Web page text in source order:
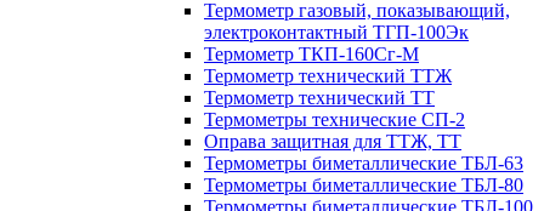
Термометр газовый, показывающий,
электроконтактный ТГП-100Эк
Термометр ТКП-160Сг-М
Термометр технический ТТЖ
Термометр технический ТТ
Термометры технические СП-2
Оправа защитная для ТТЖ, ТТ
Термометры биметаллические ТБЛ-63
Термометры биметаллические ТБЛ-80
Термометры биметаллические ТБЛ-100